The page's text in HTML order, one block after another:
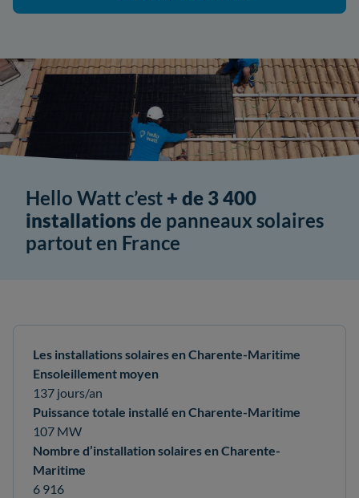
Hello Watt c’est + de 3 400
installations de panneaux solaires
partout en France
Les installations solaires en Charente-Maritime
Ensoleillement moyen
137 jours/an
Puissance totale installé en Charente-Maritime
107 MW
Nombre d’installation solaires en Charente-
Maritime
6 916